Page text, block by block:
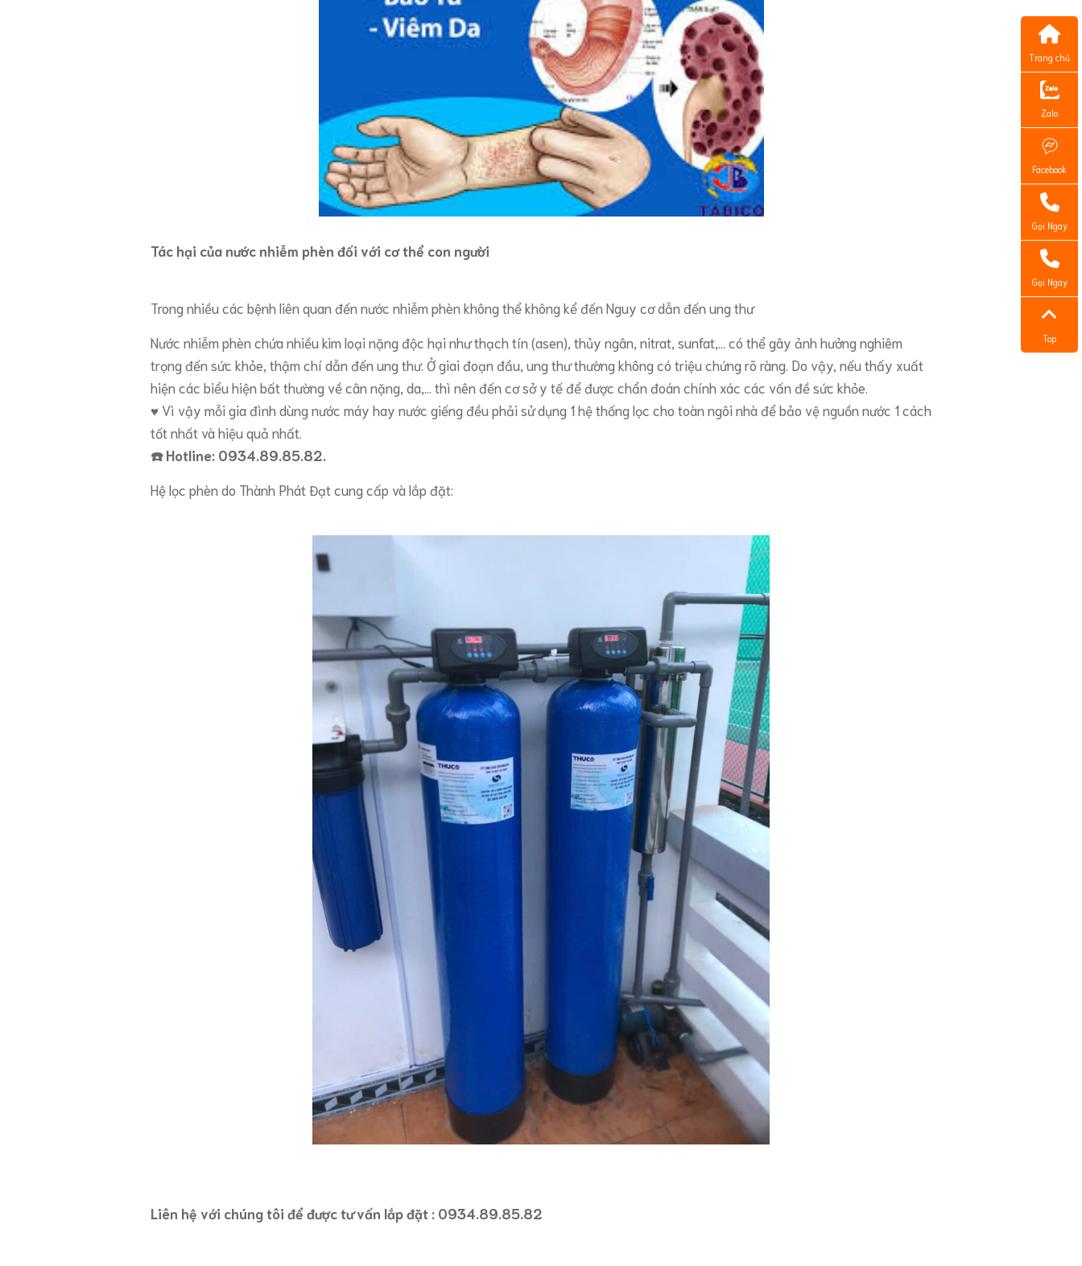
Tác hại của nước nhiễm phèn đối với cơ thể con người
Trong nhiều các bệnh liên quan đến nước nhiễm phèn không thể không kể đến Nguy cơ dẫn đến ung thư
Nước nhiễm phèn chứa nhiều kim loại nặng độc hại như thạch tín (asen), thủy ngân, nitrat, sunfat,… có thể gây ảnh hưởng nghiêm
trọng đến sức khỏe, thậm chí dẫn đến ung thư. Ở giai đoạn đầu, ung thư thường không có triệu chứng rõ ràng. Do vậy, nếu thấy xuất
hiện các biểu hiện bất thường về cân nặng, da,… thì nên đến cơ sở y tế để được chẩn đoán chính xác các vấn đề sức khỏe.
♥️ Vì vậy mỗi gia đình dùng nước máy hay nước giếng đều phải sử dụng 1 hệ thống lọc cho toàn ngôi nhà để bảo vệ nguồn nước 1 cách
tốt nhất và hiệu quả nhất.
☎️ Hotline: 0934.89.85.82.
Hệ lọc phèn do Thành Phát Đạt cung cấp và lắp đặt:
Liên hệ với chúng tôi để được tư vấn lắp đặt : 0934.89.85.82
Trang chủ
Zalo
Facebook
Gọi Ngay
Gọi Ngay
Top